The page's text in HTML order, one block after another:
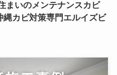
まいのメンテナンスカビ
縄カビ対策専門エルイズビ